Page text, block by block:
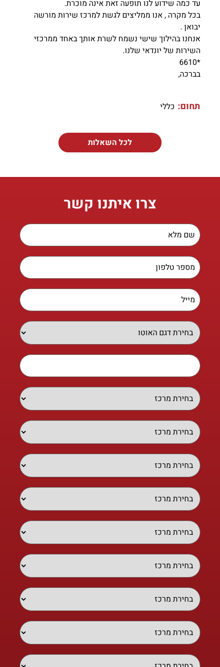
עד כמה שידוע לנו תופעה זאת אינה מוכרת.
בכל מקרה , אנו ממליצים לגשת למרכז שירות מורשה
יבואן .
אנחנו בהילוך שישי נשמח לשרת אותך באחד ממרכזי
השירות של יונדאי שלנו.
*6610
בברכה,
תחום: כללי
לכל השאלות
צרו איתנו קשר